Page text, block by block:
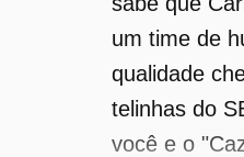
um time de
qualidade
telinhas do
você e o